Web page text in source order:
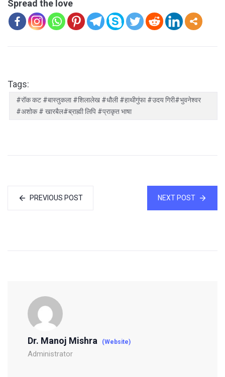
Spread the love
Tags:
#रॉक कट #बास्तुकला #शिलालेख #धौली #हाथीगुंफा #उदय गिरी#भुवनेश्वर
#अशोक # खारबैल#ब्राह्मी लिपि #प्राकृत भाषा
PREVIOUS POST NEXT POST
Dr. Manoj Mishra (Website)
Administrator